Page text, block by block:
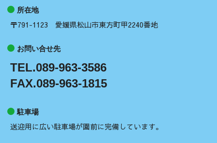
所在地
〒791-1123 愛媛県松山市東方町甲2240番地
お問い合せ先
TEL.089-963-3586
FAX.089-963-1815
駐車場
送迎用に広い駐車場が園前に完備しています。